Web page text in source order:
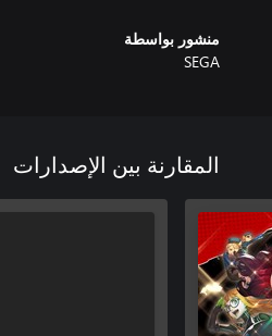
منشور بواسطة
SEGA
المقارنة بين الإصدارات